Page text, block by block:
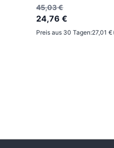
45,03 €
24,76 €
Preis aus 30 Tagen:27,01 €